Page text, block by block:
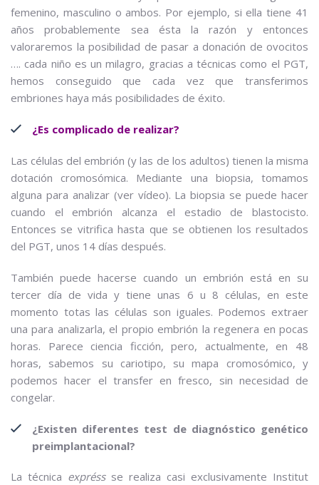
femenino, masculino o ambos. Por ejemplo, si ella tiene 41
años probablemente sea ésta la razón y entonces
valoraremos la posibilidad de pasar a donación de ovocitos
…. cada niño es un milagro, gracias a técnicas como el PGT,
hemos conseguido que cada vez que transferimos
embriones haya más posibilidades de éxito.
¿Es complicado de realizar?
Las células del embrión (y las de los adultos) tienen la misma
dotación cromosómica. Mediante una biopsia, tomamos
alguna para analizar (ver vídeo). La biopsia se puede hacer
cuando el embrión alcanza el estadio de blastocisto.
Entonces se vitrifica hasta que se obtienen los resultados
del PGT, unos 14 días después.
También puede hacerse cuando un embrión está en su
tercer día de vida y tiene unas 6 u 8 células, en este
momento totas las células son iguales. Podemos extraer
una para analizarla, el propio embrión la regenera en pocas
horas. Parece ciencia ficción, pero, actualmente, en 48
horas, sabemos su cariotipo, su mapa cromosómico, y
podemos hacer el transfer en fresco, sin necesidad de
congelar.
¿Existen diferentes test de diagnóstico genético
preimplantacional?
La técnica expréssse realiza casi exclusivamente Institut